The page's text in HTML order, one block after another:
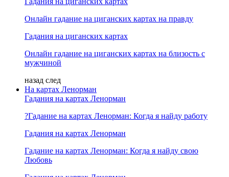
Онлайн гадание на циганских картах на правду
Гадания на циганских картах
Онлайн гадание на циганских картах на близость с
мужчиной
назад след
На картах Ленорман
Гадания на картах Ленорман
?Гадание на картах Ленорман: Когда я найду работу
Гадания на картах Ленорман
Гадание на картах Ленорман: Когда я найду свою
Любовь